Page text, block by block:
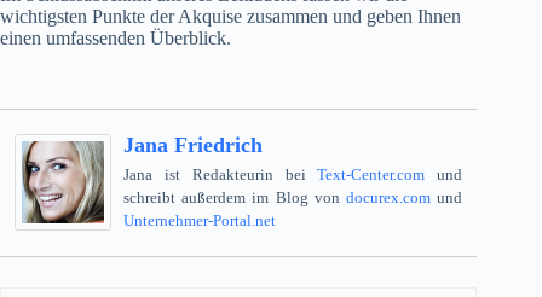
wichtigsten Punkte der Akquise zusammen und geben Ihnen
einen umfassenden Überblick.
Jana Friedrich
Jana ist Redakteurin beiText-Center.com und
schreibt außerdem im Blog vondocurex.com und
Unternehmer-Portal.net